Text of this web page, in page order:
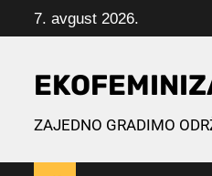
to
7. avgust 2026.
ZAJEDNO GRADIMO